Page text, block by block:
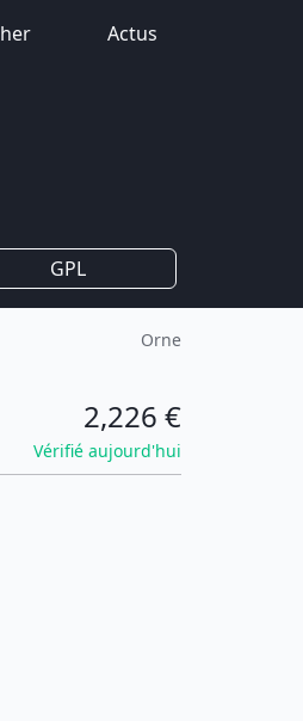
Actus
GPL
Orne
2,226 €
Vérifié aujourd'hui